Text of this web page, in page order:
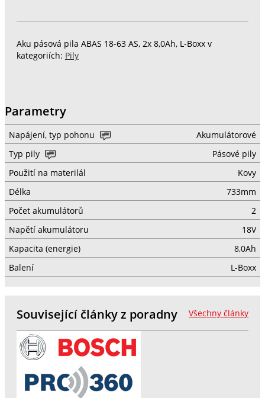
Aku pásová pila ABAS 18-63 AS, 2x 8,0Ah, L-Boxx v
kategoriích: Pily
Parametry
Napájení, typ pohonu
Akumulátorové
Typ pily
Pásové pily
Použití na materilál
Kovy
Délka
733mm
Počet akumulátorů
2
Napětí akumulátoru
18V
Kapacita (energie)
8,0Ah
Balení
L-Boxx
Všechny články
Související články z poradny